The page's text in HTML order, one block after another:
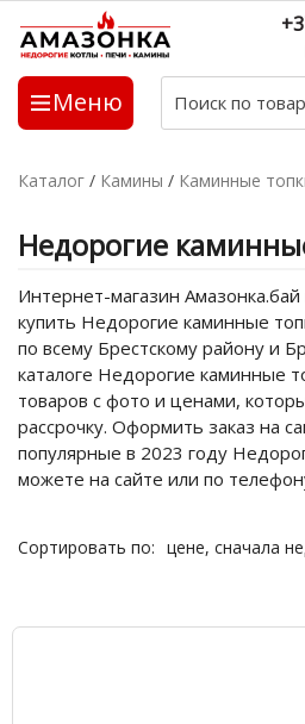
Меню
Каталог / Камины / Каминные
Недорогие
Интернет-магазин
купить Недорогие каминные
по всему Брестскому району и
каталоге Недорогие каминные
товаров с фото и ценами,
рассрочку. Оформить заказ на
популярные в 2023 году
можете на сайте или по
Сортировать по: цене, сначала